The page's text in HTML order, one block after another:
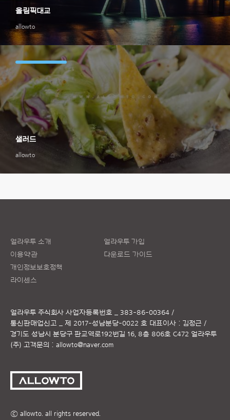
allowto
올림픽대교
allowto
샐러드
얼라우투 소개
이용약관
개인정보보호정책
라이센스
얼라우투 가입
다운로드 가이드
얼라우투 주식회사 사업자등록번호 _ 383-86-00364 /
통신판매업신고 _ 제 2017-성남분당-0022 호 대표이사 : 김정근 /
경기도 성남시 분당구 판교역로192번길 16, 8층 806호 C472 얼라우투
(주) 고객문의 : allowto@naver.com
ⓒ allowto. all rights reserved.